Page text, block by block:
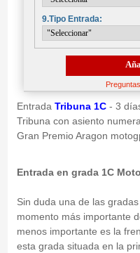
9.Tipo Entrada:
Entrada Tribuna 1C - 3
Tribuna con asiento
Gran Premio Aragon
Entrada en grada 1C
Sin duda una de las
momento más importante
menos importante es la
esta grada situada en la